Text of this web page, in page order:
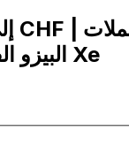
البيزو الفلبيني | إكس إي Xe